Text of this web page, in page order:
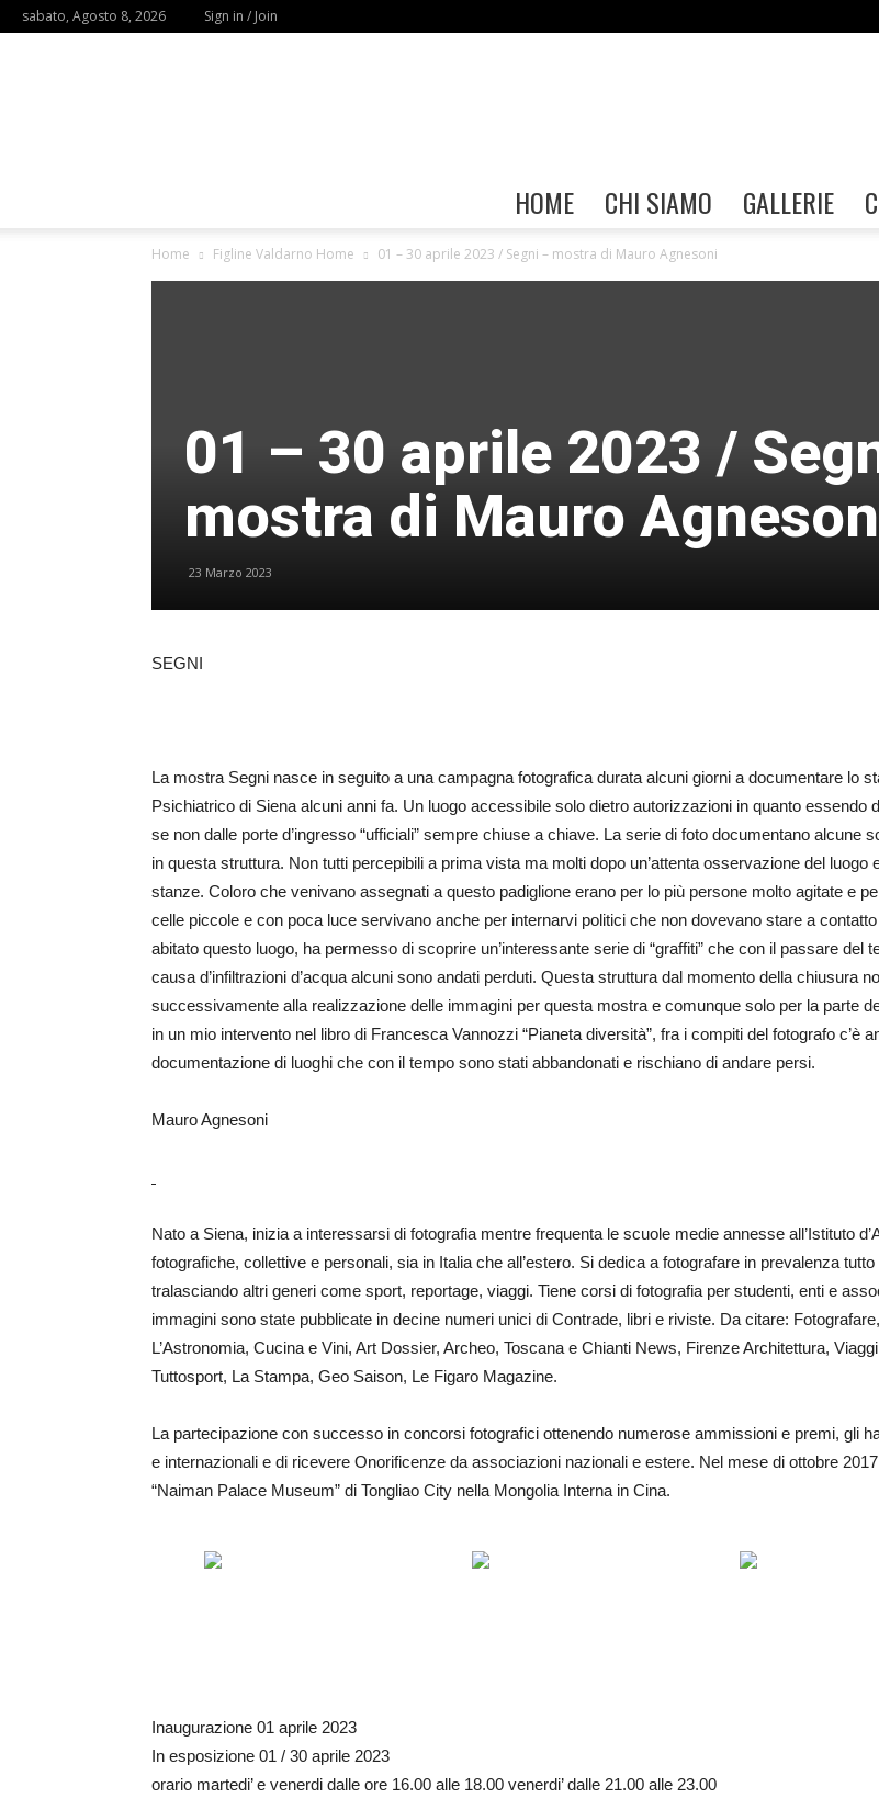
sabato, Agosto 8, 2026 Sign in / Join
HOME CHI SIAMO GALLERIE
Home Figline Valdarno Home 01 – 30 aprile 2023 / Segni – mostra di Mauro Agnesoni
01 – 30 aprile 2023 /
mostra di Mauro
23 Marzo 2023
SEGNI
La mostra Segni nasce in seguito a una campagna fotografica durata alcuni giorni a documentare lo
Psichiatrico di Siena alcuni anni fa. Un luogo accessibile solo dietro autorizzazioni in quanto
se non dalle porte d’ingresso “ufficiali” sempre chiuse a chiave. La serie di foto documentano
in questa struttura. Non tutti percepibili a prima vista ma molti dopo un’attenta osservazione del
stanze. Coloro che venivano assegnati a questo padiglione erano per lo più persone molto agitate e
celle piccole e con poca luce servivano anche per internarvi politici che non dovevano stare a
abitato questo luogo, ha permesso di scoprire un’interessante serie di “graffiti” che con il passare
causa d’infiltrazioni d’acqua alcuni sono andati perduti. Questa struttura dal momento della chiusura
successivamente alla realizzazione delle immagini per questa mostra e comunque solo per la parte
in un mio intervento nel libro di Francesca Vannozzi “Pianeta diversità”, fra i compiti del fotografo c’è
documentazione di luoghi che con il tempo sono stati abbandonati e rischiano di andare persi.
Mauro Agnesoni
Nato a Siena, inizia a interessarsi di fotografia mentre frequenta le scuole medie annesse all’Istituto
fotografiche, collettive e personali, sia in Italia che all’estero. Si dedica a fotografare in prevalenza
tralasciando altri generi come sport, reportage, viaggi. Tiene corsi di fotografia per studenti, enti e
immagini sono state pubblicate in decine numeri unici di Contrade, libri e riviste. Da citare:
L’Astronomia, Cucina e Vini, Art Dossier, Archeo, Toscana e Chianti News, Firenze Architettura,
Tuttosport, La Stampa, Geo Saison, Le Figaro Magazine.
La partecipazione con successo in concorsi fotografici ottenendo numerose ammissioni e premi, gli
e internazionali e di ricevere Onorificenze da associazioni nazionali e estere. Nel mese di ottobre
“Naiman Palace Museum” di Tongliao City nella Mongolia Interna in Cina.
Inaugurazione 01 aprile 2023
In esposizione 01 / 30 aprile 2023
orario martedi’ e venerdi dalle ore 16.00 alle 18.00 venerdi’ dalle 21.00 alle 23.00